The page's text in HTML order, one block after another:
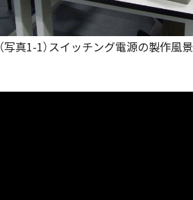
（写真1-1）スイッチング電源の製作風景